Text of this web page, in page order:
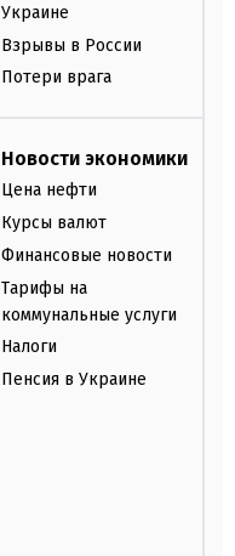
Украине
Взрывы в России
Потери врага
Новости экономики
Цена нефти
Курсы валют
Финансовые новости
Тарифы на
коммунальные услуги
Налоги
Пенсия в Украине